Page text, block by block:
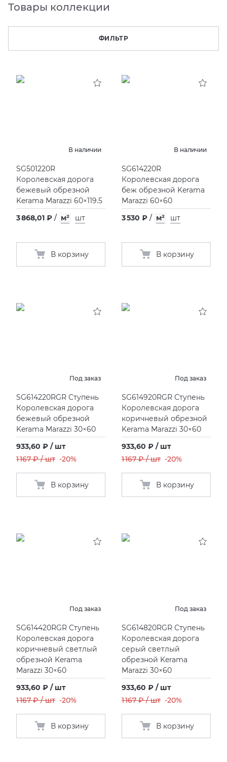
УРАЛЬСКИЙ ГРАНИТ
Товары коллекции
ФИЛЬТР
В наличии
SG501220R
Королевская дорога
бежевый обрезной
Kerama Marazzi 60×119.5
3 868,01 ₽ / м² шт
В корзину
В наличии
SG614220R
Королевская дорога
беж обрезной Kerama
Marazzi 60×60
3 530 ₽ / м² шт
В корзину
Под заказ
SG614220RGR Ступень
Королевская дорога
бежевый обрезной
Kerama Marazzi 30×60
933,60 ₽ / шт
1 167 ₽ / шт -20%
В корзину
Под заказ
SG614920RGR Ступень
Королевская дорога
коричневый обрезной
Kerama Marazzi 30×60
933,60 ₽ / шт
1 167 ₽ / шт -20%
В корзину
Под заказ
SG614420RGR Ступень
Королевская дорога
коричневый светлый
обрезной Kerama
Marazzi 30×60
933,60 ₽ / шт
1 167 ₽ / шт -20%
В корзину
Под заказ
SG614820RGR Ступень
Королевская дорога
серый светлый
обрезной Kerama
Marazzi 30×60
933,60 ₽ / шт
1 167 ₽ / шт -20%
В корзину